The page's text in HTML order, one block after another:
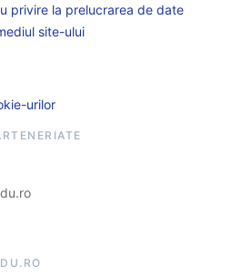
privire la prelucrarea de date
site-ului
urilor